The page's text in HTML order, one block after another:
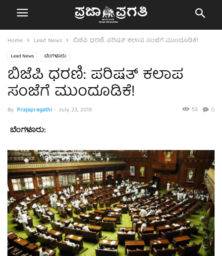
Home Lead News ಬಿಜೆಪಿ ಧರಣಿ: ಪರಿಷತ್ ಕಲಾಪ ಸಂಜೆಗೆ ಮುಂದೂಡಿಕೆ!
Lead News ಬೆಂಗಳೂರು
ಬಿಜೆಪಿ ಧರಣಿ: ಪರಿಷತ್ ಕಲಾಪ
ಸಂಜೆಗೆ ಮುಂದೂಡಿಕೆ!
By Prajapragathi- July 23, 2019 0
53
ಬೆಂಗಳೂರು: